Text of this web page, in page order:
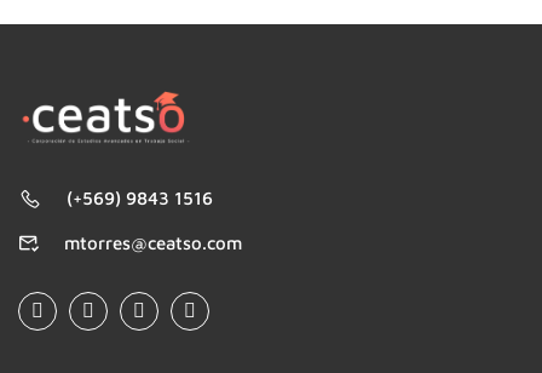
(+569) 9843 1516
mtorres@ceatso.com